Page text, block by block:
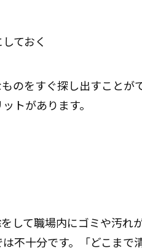
ておく
のをすぐ探し出すことが
トがあります。
して職場内にゴミや汚れ
不十分です。「どこまで